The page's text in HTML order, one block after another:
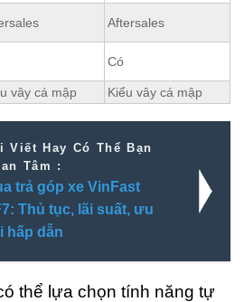
Aftersales
Có
vây cá mập Kiểu vây cá mập
Viết Hay Có Thể Bạn
Tâm :
trả góp xe VinFast
Thủ tục, lãi suất, ưu
hấp dẫn
thể lựa chọn tính năng tự